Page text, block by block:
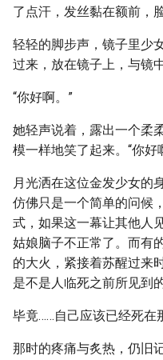
了点汗，发丝黏在额前，
轻轻的脚步声，镜子里少
过来，放在镜子上，与镜
“你好啊。”
她轻声说着，露出一个柔
模一样地笑了起来。“你
月光洒在这位金发少女的
仿佛只是一个简单的问候
式，如果这一幕让其他人
姑娘脑子不正常了。而有
的大火，紧接着苏醒过来
是不是人临死之前所见到
毕竟……自己应该已经死在
那时的疼痛与炙热，仍旧